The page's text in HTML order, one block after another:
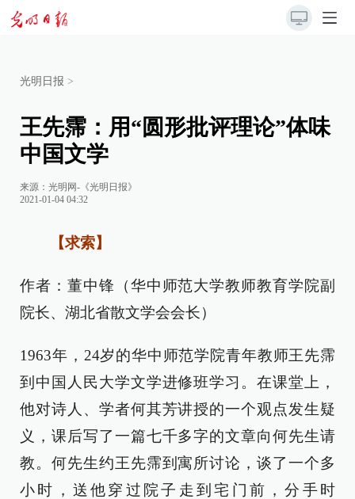
光明日报 >
王先霈：用“圆形批评理论”体味
中国文学
来源： 光明网-《光明日报》
2021-01-04 04:32
【求索】
作者：董中锋（华中师范大学教师教育学院副
院长、湖北省散文学会会长）
1963年，24岁的华中师范学院青年教师王先霈
到中国人民大学文学进修班学习。在课堂上，
他对诗人、学者何其芳讲授的一个观点发生疑
义，课后写了一篇七千多字的文章向何先生请
教。何先生约王先霈到寓所讨论，谈了一个多
小时，送他穿过院子走到宅门前，分手时